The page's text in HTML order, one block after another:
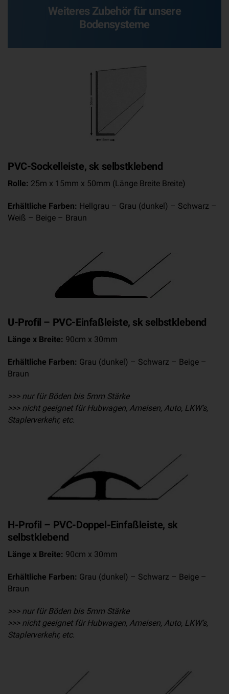
Weiteres Zubehör für unsere
Bodensysteme
PVC-Sockelleiste, sk selbstklebend
Rolle: 25m x 15mm x 50mm (Länge Breite Breite)
Erhältliche Farben: Hellgrau – Grau (dunkel) – Schwarz –
Weiß – Beige – Braun
U-Profil – PVC-Einfaßleiste, sk selbstklebend
Länge x Breite: 90cm x 30mm
Erhältliche Farben: Grau (dunkel) – Schwarz – Beige –
Braun
>>> nur für Böden bis 5mm Stärke
>>> nicht geeignet für Hubwagen, Ameisen, Auto, LKW’s,
Staplerverkehr, etc.
H-Profil – PVC-Doppel-Einfaßleiste, sk
selbstklebend
Länge x Breite: 90cm x 30mm
Erhältliche Farben: Grau (dunkel) – Schwarz – Beige –
Braun
>>> nur für Böden bis 5mm Stärke
>>> nicht geeignet für Hubwagen, Ameisen, Auto, LKW’s,
Staplerverkehr, etc.